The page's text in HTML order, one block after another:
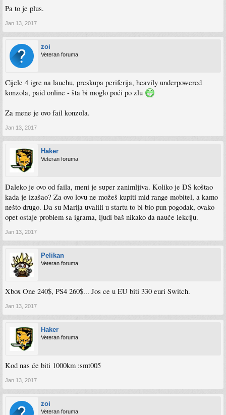
Pa to je plus.
Jan 13, 2017
zoi
Veteran foruma
Cijele 4 igre na lauchu, preskupa periferija, heavily underpowered
konzola, paid online - šta bi moglo poći po zlu
Za mene je ovo fail konzola.
Jan 13, 2017
Haker
Veteran foruma
Daleko je ovo od faila, meni je super zanimljiva. Koliko je DS koštao
kada je izašao? Za ovo lovu ne možeš kupiti mid range mobitel, a kamo
nešto drugo. Da su Marija uvalili u startu to bi bio pun pogodak, ovako
opet ostaje problem sa igrama, ljudi baš nikako da nauče lekciju.
Jan 13, 2017
Pelikan
Veteran foruma
Xbox One 240$, PS4 260$... Jos ce u EU biti 330 euri Switch.
Jan 13, 2017
Haker
Veteran foruma
Kod nas će biti 1000km :smt005
Jan 13, 2017
zoi
Veteran foruma